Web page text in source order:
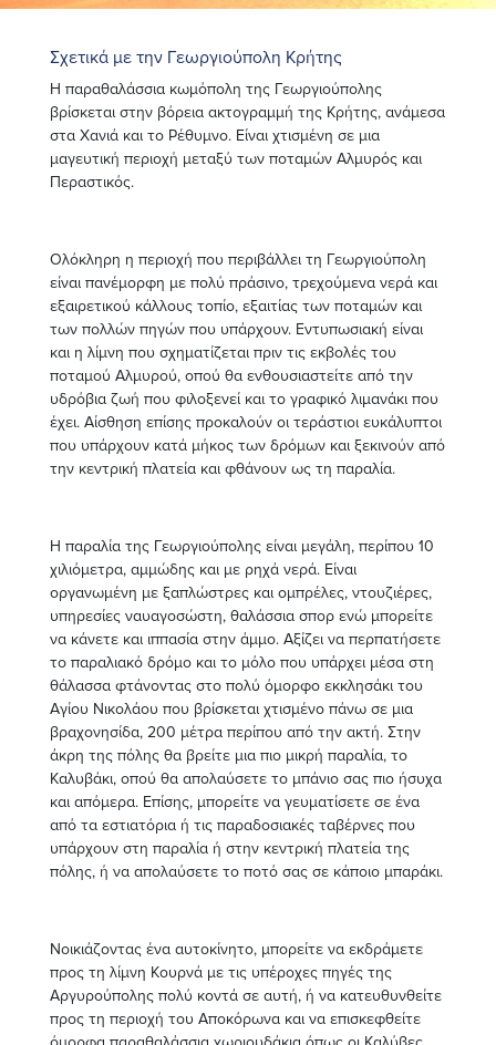
Σχετικά με την Γεωργιούπολη Κρήτης
Η παραθαλάσσια κωμόπολη της Γεωργιούπολης
βρίσκεται στην βόρεια ακτογραμμή της Κρήτης, ανάμεσα
στα Χανιά και το Ρέθυμνο. Είναι χτισμένη σε μια
μαγευτική περιοχή μεταξύ των ποταμών Αλμυρός και
Περαστικός.
Ολόκληρη η περιοχή που περιβάλλει τη Γεωργιούπολη
είναι πανέμορφη με πολύ πράσινο, τρεχούμενα νερά και
εξαιρετικού κάλλους τοπίο, εξαιτίας των ποταμών και
των πολλών πηγών που υπάρχουν. Εντυπωσιακή είναι
και η λίμνη που σχηματίζεται πριν τις εκβολές του
ποταμού Αλμυρού, οπού θα ενθουσιαστείτε από την
υδρόβια ζωή που φιλοξενεί και το γραφικό λιμανάκι που
έχει. Αίσθηση επίσης προκαλούν οι τεράστιοι ευκάλυπτοι
που υπάρχουν κατά μήκος των δρόμων και ξεκινούν από
την κεντρική πλατεία και φθάνουν ως τη παραλία.
Η παραλία της Γεωργιούπολης είναι μεγάλη, περίπου 10
χιλιόμετρα, αμμώδης και με ρηχά νερά. Είναι
οργανωμένη με ξαπλώστρες και ομπρέλες, ντουζιέρες,
υπηρεσίες ναυαγοσώστη, θαλάσσια σπορ ενώ μπορείτε
να κάνετε και ιππασία στην άμμο. Αξίζει να περπατήσετε
το παραλιακό δρόμο και το μόλο που υπάρχει μέσα στη
θάλασσα φτάνοντας στο πολύ όμορφο εκκλησάκι του
Αγίου Νικολάου που βρίσκεται χτισμένο πάνω σε μια
βραχονησίδα, 200 μέτρα περίπου από την ακτή. Στην
άκρη της πόλης θα βρείτε μια πιο μικρή παραλία, το
Καλυβάκι, οπού θα απολαύσετε το μπάνιο σας πιο ήσυχα
και απόμερα. Επίσης, μπορείτε να γευματίσετε σε ένα
από τα εστιατόρια ή τις παραδοσιακές ταβέρνες που
υπάρχουν στη παραλία ή στην κεντρική πλατεία της
πόλης, ή να απολαύσετε το ποτό σας σε κάποιο μπαράκι.
Νοικιάζοντας ένα αυτοκίνητο, μπορείτε να εκδράμετε
προς τη λίμνη Κουρνά με τις υπέροχες πηγές της
Αργυρούπολης πολύ κοντά σε αυτή, ή να κατευθυνθείτε
προς τη περιοχή του Αποκόρωνα και να επισκεφθείτε